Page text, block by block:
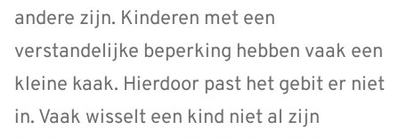
andere zijn. Kinderen met een
verstandelijke beperking hebben vaak een
kleine kaak. Hierdoor past het gebit er niet
in. Vaak wisselt een kind niet al zijn